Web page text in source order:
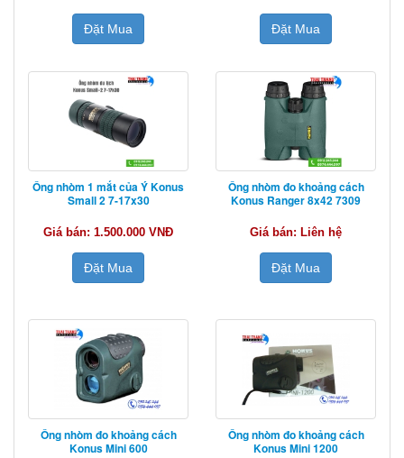
Đặt Mua Đặt Mua
Ống nhòm 1 mắt của Ý Konus
Small 2 7-17x30
Giá bán: 1.500.000 VNĐ
Đặt Mua
Ống nhòm đo khoảng cách
Konus Ranger 8x42 7309
Giá bán: Liên hệ
Đặt Mua
Ống nhòm đo khoảng cách
Konus Mini 600
Ống nhòm đo khoảng cách
Konus Mini 1200